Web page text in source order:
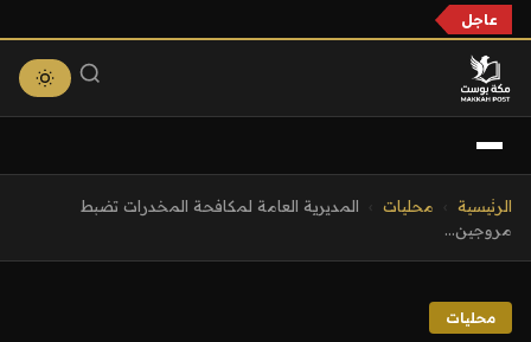
عاجل
المحتوى
الرئيسية محليات
المديرية العامة لمكافحة المخدرات تضبط
مروجين...
محليات